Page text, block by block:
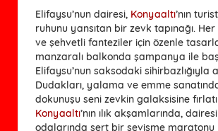
Elifaysu’nun dairesi, Konyaaltı’nın
ruhunu yansıtan bir zevk tapınağı.
ve şehvetli fanteziler için özenle
manzaralı balkonda şampanya ile
Elifaysu’nun saksodaki sihirbazlığıyla
Dudakları, yalama ve emme
dokunuşu seni zevkin galaksisine
Konyaaltı’nın ılık akşamlarında,
odalarında sert bir sevişme maratonu